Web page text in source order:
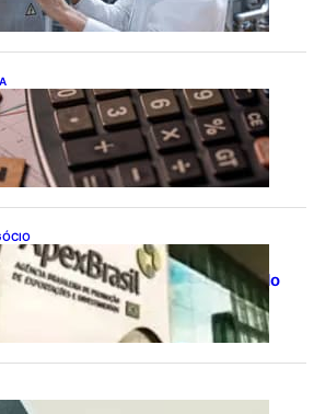
de entidades empresariais,
flexibiliza regras da Reforma
Agro Brasil: planejamento e
pautam debates sobre futuro do